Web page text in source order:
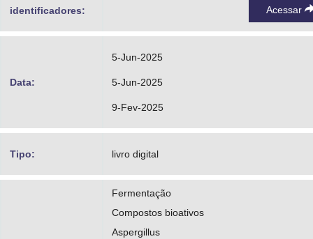
identificadores: Acessar
Data:
5-Jun-2025
5-Jun-2025
9-Fev-2025
Tipo: livro digital
Fermentação
Compostos bioativos
Aspergillus